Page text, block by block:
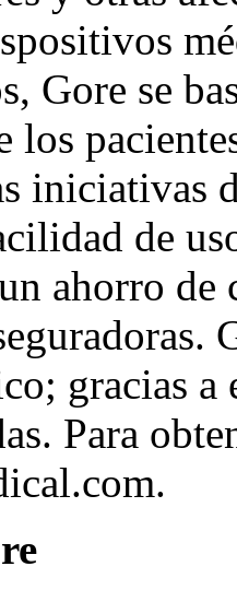
Gore se
los
iniciativas
de
ahorro de
gracias a
Para
.